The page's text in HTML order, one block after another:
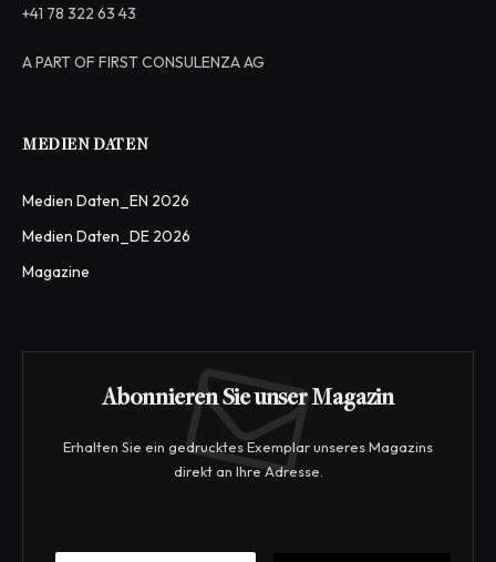
+41 78 322 63 43
A PART OF FIRST CONSULENZA AG
MEDIEN DATEN
Medien Daten_EN 2026
Medien Daten_DE 2026
Magazine
Abonnieren Sie unser Magazin
Erhalten Sie ein gedrucktes Exemplar unseres Magazins
direkt an Ihre Adresse.